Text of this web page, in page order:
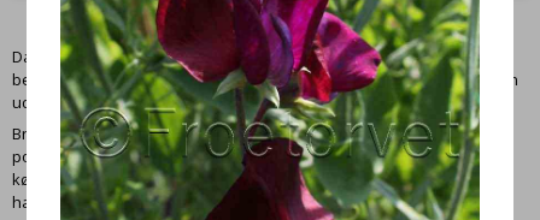
Da broccoli er en kåltype, anbefales det at anvendebionettetfor at
beskytte planterne mod kålsommerfuglens larver, så hovederne kan
udvikle sig uden skader.
Broccoli findes både i klassisk grønne og i lilla/blå nuancer og er en
populærgrøntsag fra frø med mange anvendelsesmuligheder i
køkkenet. En oplagt afgrøde for dig, der ønsker at dyrke egne kål i
haven.